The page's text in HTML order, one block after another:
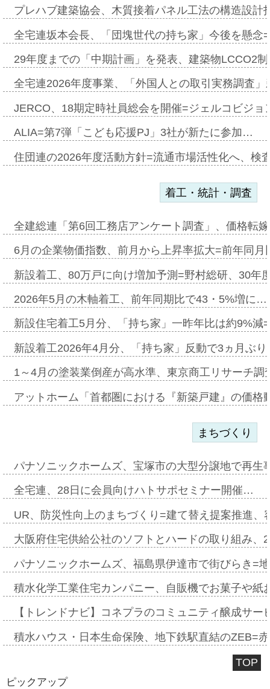
プレハブ建築協会、木質接着パネル工法の構造設
全宅連坂本会長、「団塊世代の持ち家」今後を懸
29年度までの「中期計画」を発表、建築物LCCO2
全宅連2026年度事業、「外国人との取引実務調査
JERCO、18期定時社員総会を開催=ジェルコビジ
ALIA=第7弾「こども応援PJ」3社が新たに参加…
住団連の2026年度活動方針=流通市場活性化へ、検
着工・統計・調査
全建総連「第6回工務店アンケート調査」、価格転
6月の企業物価指数、前月から上昇率拡大=前年同
新設着工、80万戸に向け増加予測=野村総研、30年
2026年5月の木軸着工、前年同期比で43・5%増に…
新設住宅着工5月分、「持ち家」一昨年比は約9%
新設着工2026年4月分、「持ち家」反動で3ヵ月ぶ
1～4月の塗装業倒産が高水準、東京商工リサーチ
アットホーム「首都圏における『新築戸建』の価
まちづくり
パナソニックホームズ、宝塚市の大型分譲地で再
全宅連、28日に会員向けハトサポセミナー開催…
UR、防災性向上のまちづくり=建て替え提案推進
大阪府住宅供給公社のソフトとハードの取り組み
パナソニックホームズ、福島県伊達市で街びらき=
積水化学工業住宅カンパニー、自販機でお菓子や
【トレンドナビ】コネプラのコミュニティ醸成サ
積水ハウス・日本生命保険、地下鉄駅直結のZEB=
TOP
ピックアップ